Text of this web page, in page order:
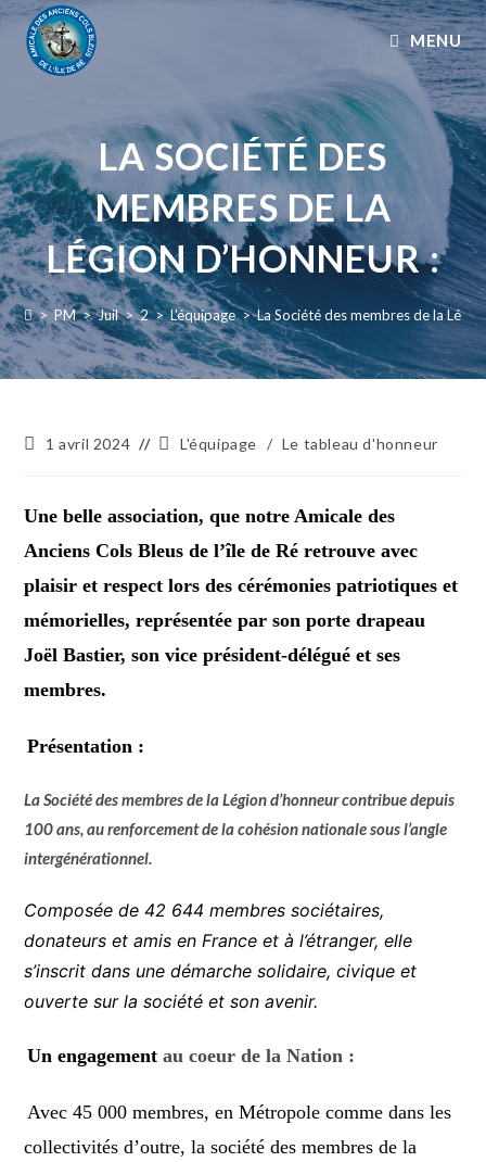
MENU
LA SOCIÉTÉ DES
MEMBRES DE LA
LÉGION D’HONNEUR :
> PM > Juil > 2 > L'équipage > La Société des membres de la
1 avril 2024 L'équipage / Le tableau d'honneur
Une belle association, que notre Amicale des
Anciens Cols Bleus de l’île de Ré retrouve avec
plaisir et respect lors des cérémonies patriotiques et
mémorielles, représentée par son porte drapeau
Joël Bastier, son vice président-délégué et ses
membres.
Présentation :
La Société des membres de la Légion d’honneur contribue depuis
100 ans, au renforcement de la cohésion nationale sous l’angle
intergénérationnel.
Composée de 42 644 membres sociétaires,
donateurs et amis en France et à l’étranger, elle
s’inscrit dans une démarche solidaire, civique et
ouverte sur la société et son avenir.
Un engagementau coeur de la Nation :
Avec 45 000 membres, en Métropole comme dans les
collectivités d’outre, la société des membres de la